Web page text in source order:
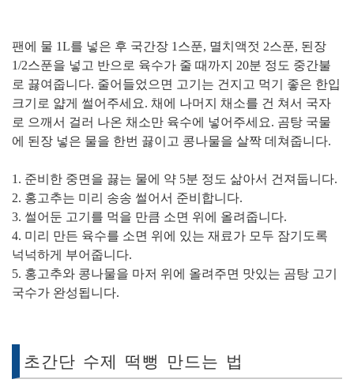
팬에 물 1L를 넣은 후 국간장 1스푼, 멸치액젓 2스푼, 된장
1/2스푼을 넣고 반으로 육수가 줄 때까지 20분 정도 중간불
로 끓여줍니다. 줄어들었으면 고기는 건지고 먹기 좋은 한입
크기로 얇게 썰어주세요. 채에 나머지 채소를 건 쳐서 국자
로 으깨서 걸러 나온 채소만 육수에 넣어주세요. 곰탕 국물
에 된장 넣은 물을 한번 끓이고 콩나물을 살짝 데쳐줍니다.
1. 준비한 중면을 끓는 물에 약 5분 정도 삶아서 건져둡니다.
2. 홍고추는 미리 송송 썰어서 준비합니다.
3. 썰어둔 고기를 먹을 만큼 소면 위에 올려줍니다.
4. 미리 만든 육수를 소면 위에 있는 재료가 모두 잠기도록
넉넉하게 부어줍니다.
5. 홍고추와 콩나물을 마저 위에 올려주면 맛있는 곰탕 고기
국수가 완성됩니다.
초간단 수제 떡뻥 만드는 법